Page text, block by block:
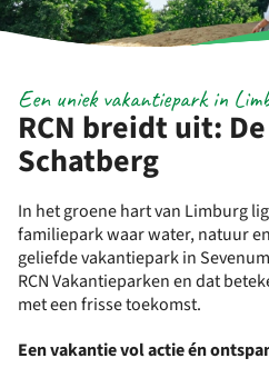
RCN breidt uit: De
Schatberg
Een uniek vakantiepark in
In het groene hart van Limburg
familiepark waar water, natuur
geliefde vakantiepark in
RCN Vakantieparken en dat
met een frisse toekomst.
Een vakantie vol actie én